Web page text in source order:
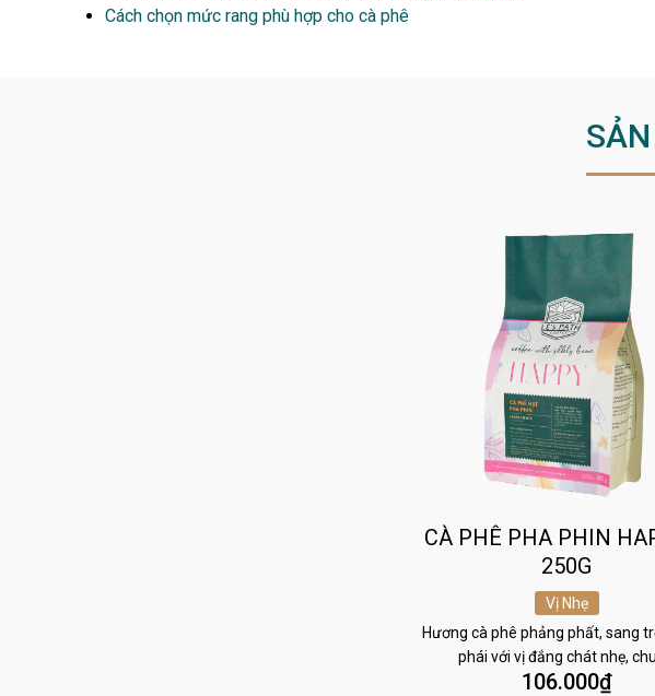
Cách chọn mức rang phù hợp cho cà phê
CÀ PHÊ PHA PHIN
250G
Vị Nhẹ
Hương cà phê phảng phất, sang
phái với vị đắng chát nhẹ,
106.000₫